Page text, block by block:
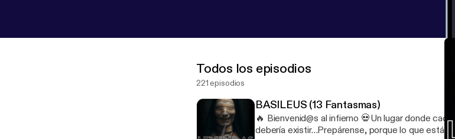
Todos los episodios
221 episodios
BASILEUS (13 Fantasmas)
🔥 Bienvenid@s al infierno 💀Un lugar donde
debería existir…Prepárense, porque lo que están